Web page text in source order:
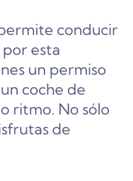
conducir
esta
un permiso
coche de
ritmo. No sólo
de